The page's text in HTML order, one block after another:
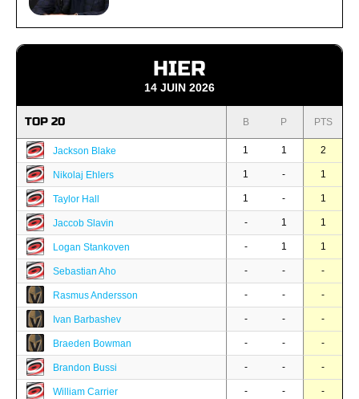
HIER
14 JUIN 2026
TOP 20 B P PTS
Jackson Blake 1 1 2
Nikolaj Ehlers 1 - 1
Taylor Hall 1 - 1
Jaccob Slavin - 1 1
Logan Stankoven - 1 1
Sebastian Aho - - -
Rasmus Andersson - - -
Ivan Barbashev - - -
Braeden Bowman - - -
Brandon Bussi - - -
William Carrier - - -